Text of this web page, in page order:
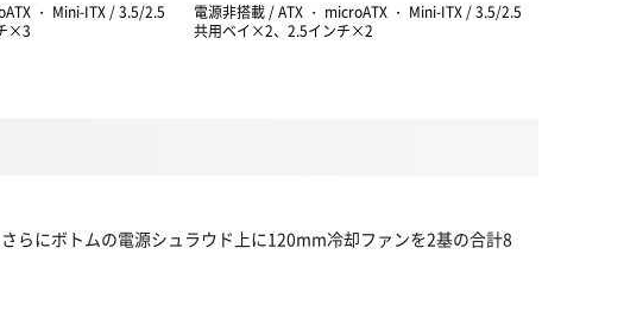
・ Mini-ITX / 3.5/2.5
×3
電源非搭載 / ATX ・ microATX ・ Mini-ITX / 3.5/2.5
共用ベイ×2、2.5インチ×2
にボトムの電源シュラウド上に120mm冷却ファンを2基の合計8